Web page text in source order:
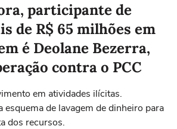
participante de
de R$ 65 milhões em
é Deolane Bezerra,
contra o PCC
em atividades ilícitas.
esquema de lavagem de dinheiro para
dos recursos.